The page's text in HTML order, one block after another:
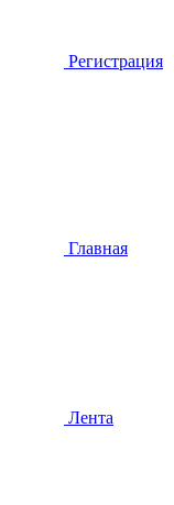
Регистрация
Главная
Лента